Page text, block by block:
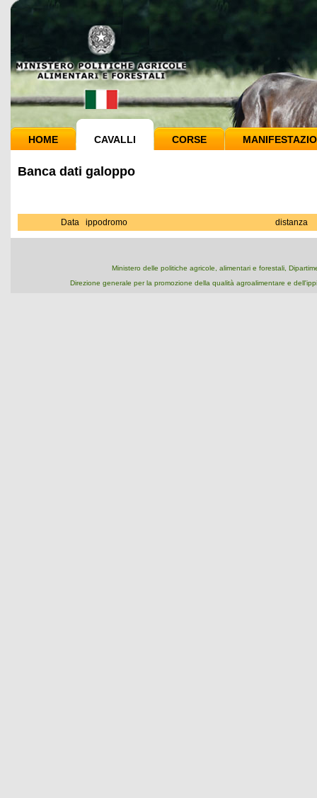
HOME CAVALLI CORSE
Banca dati galoppo
Data ippodromo distanza
Ministero delle politiche agricole, alimentari e forestali,
Direzione generale per la promozione della qualità agroalimentare e